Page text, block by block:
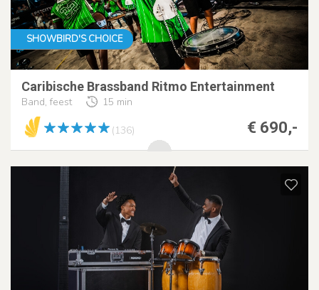
SHOWBIRD'S CHOICE
Caribische Brassband Ritmo Entertainment
Band, feest 15 min
€ 690,-
(136)